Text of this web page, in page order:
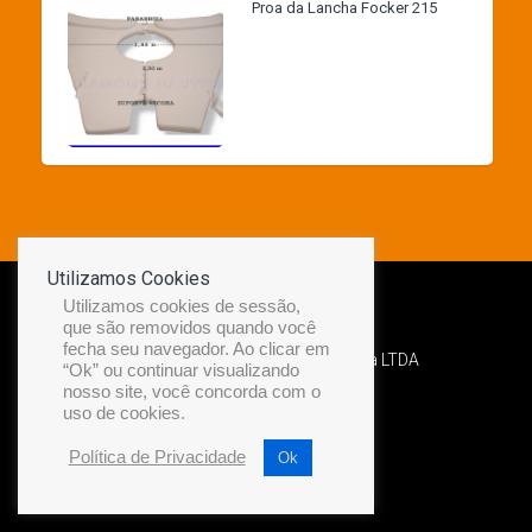
Proa da Lancha Focker 215
Desenvolvido por Diamond Náutica LTDA
Utilizamos Cookies
Utilizamos cookies de sessão,
que são removidos quando você
fecha seu navegador. Ao clicar em
“Ok” ou continuar visualizando
nosso site, você concorda com o
uso de cookies.
Política de Privacidade Ok